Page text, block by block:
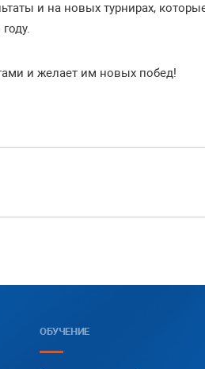
и на новых турнирах,
и желает им новых побед!
ОБУЧЕНИЕ